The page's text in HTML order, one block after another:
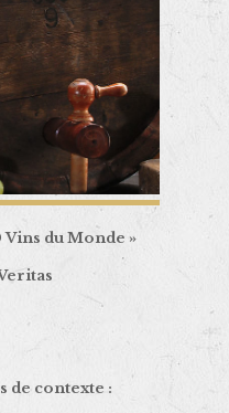
du Monde »
de contexte :